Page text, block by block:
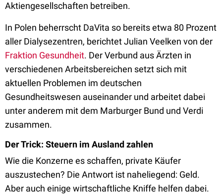
Aktiengesellschaften betreiben.
In Polen beherrscht DaVita so bereits etwa 80 Prozent
aller Dialysezentren, berichtet Julian Veelken von der
Fraktion Gesundheit. Der Verbund aus Ärzten in
verschiedenen Arbeitsbereichen setzt sich mit
aktuellen Problemen im deutschen
Gesundheitswesen auseinander und arbeitet dabei
unter anderem mit dem Marburger Bund und Verdi
zusammen.
Der Trick: Steuern im Ausland zahlen
Wie die Konzerne es schaffen, private Käufer
auszustechen? Die Antwort ist naheliegend: Geld.
Aber auch einige wirtschaftliche Kniffe helfen dabei.